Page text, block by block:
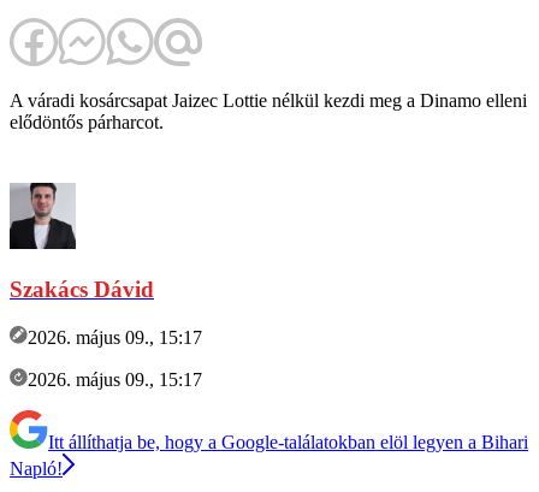
A váradi kosárcsapat Jaizec Lottie nélkül kezdi meg a Dinamo elleni
elődöntős párharcot.
Szakács Dávid
2026. május 09., 15:17
2026. május 09., 15:17
Itt állíthatja be, hogy a Google-találatokban elöl legyen a Bihari
Napló!